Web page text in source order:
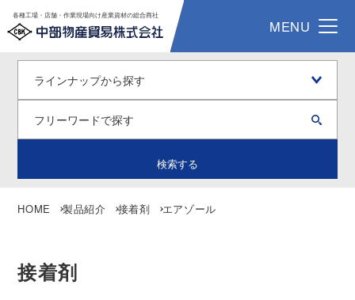
各種工場・店舗・作業現場向け産業資材の総合商社
MENU
検索する
HOME 製品紹介 接着剤 エアゾール
接着剤